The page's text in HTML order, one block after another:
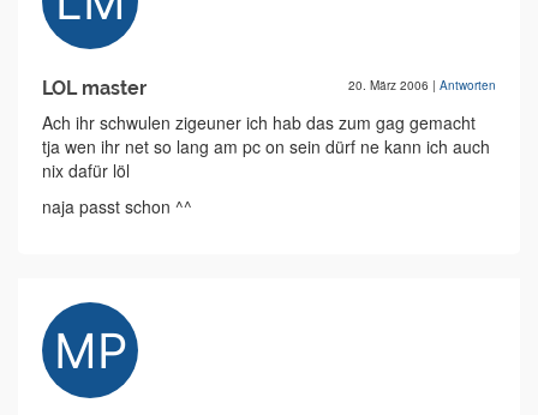
LOL master 20. März 2006 | Antworten
Ach ihr schwulen zigeuner ich hab das zum gag gemacht
tja wen ihr net so lang am pc on sein dürf ne kann ich auch
nix dafür löl
naja passt schon ^^